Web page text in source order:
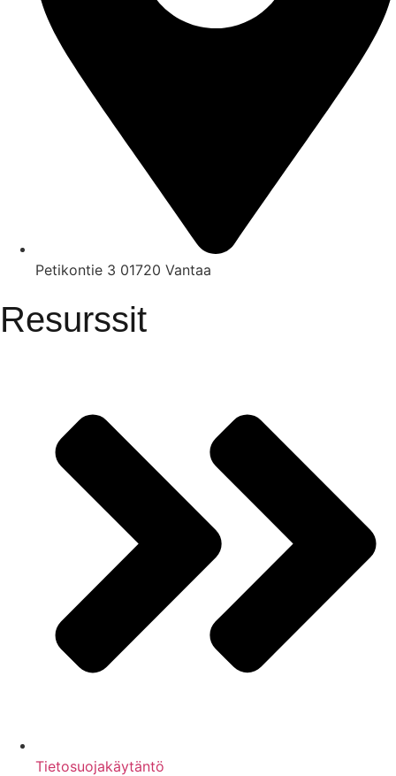
Petikontie 3 01720 Vantaa
Resurssit
Tietosuojakäytäntö